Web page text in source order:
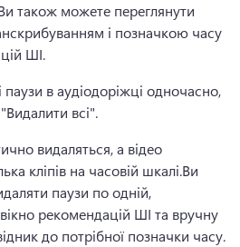
також можете переглянути
і позначкою часу
ШІ.
в аудіодоріжці одночасно,
всі".
видаляться, а відео
кліпів на часовій шкалі.Ви
паузи по одній,
рекомендацій ШІ та вручну
до потрібної позначки часу.